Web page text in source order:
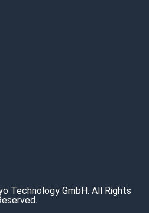
Technology GmbH. All Rights